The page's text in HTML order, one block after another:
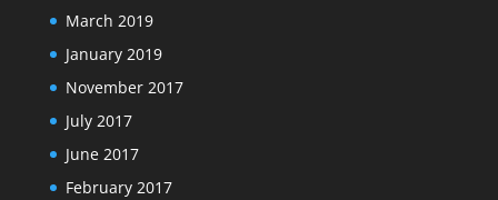
March 2019
January 2019
November 2017
July 2017
June 2017
February 2017